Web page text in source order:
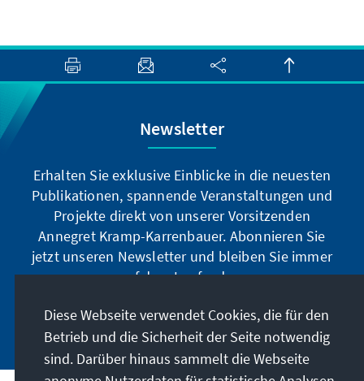
Newsletter
Erhalten Sie exklusive Einblicke in die neuesten
Publikationen, spannende Veranstaltungen und
Projekte direkt von unserer Vorsitzenden
Annegret Kramp-Karrenbauer. Abonnieren Sie
jetzt unseren Newsletter und bleiben Sie immer
auf dem Laufenden.
Jetzt abonnieren
Diese Webseite verwendet Cookies, die für den
Betrieb und die Sicherheit der Seite notwendig
sind. Darüber hinaus sammelt die Webseite